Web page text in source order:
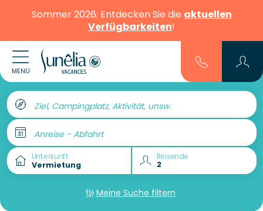
Sommer 2026: Entdecken Sie die aktuellen
Verfügbarkeiten!
MENÜ
Ziel, Campingplatz, Aktivität, unsw.
Anreise - Abfahrt
Unterkunft Reisende
Meine Suche filtern